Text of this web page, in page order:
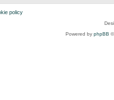
policy
Powered by phpBB